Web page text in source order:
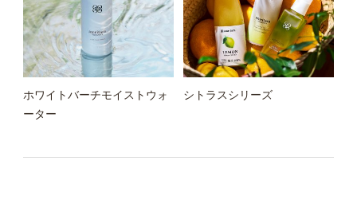
ホワイトバーチモイストウォ
ーター
シトラスシリーズ